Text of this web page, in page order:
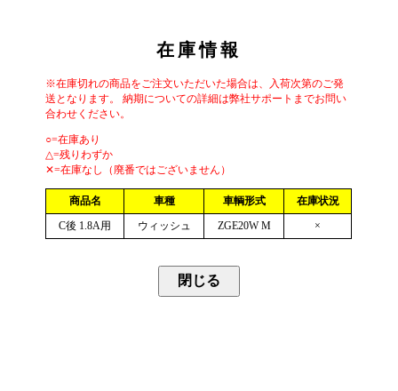
在庫情報
※在庫切れの商品をご注文いただいた場合は、入荷次第のご発
送となります。 納期についての詳細は弊社サポートまでお問い
合わせください。
○=在庫あり
△=残りわずか
✕=在庫なし（廃番ではございません）
商品名 車種 車輌形式
在庫状況
C後 1.8A用
ウィッシュ ZGE20W M ×